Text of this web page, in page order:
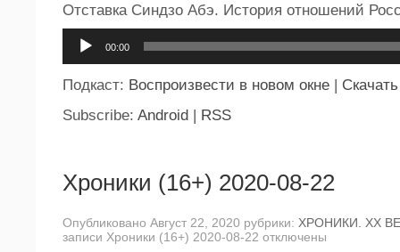
Отставка Синдзо Абэ. История отношений
00:00
Подкаст: Воспроизвести в новом окне | Скачать
Subscribe: Android | RSS
Хроники (16+) 2020-08-22
Опубликовано Август 22, 2020 рубрики: ХРОНИКИ. ХХ
записи Хроники (16+) 2020-08-22 отключены